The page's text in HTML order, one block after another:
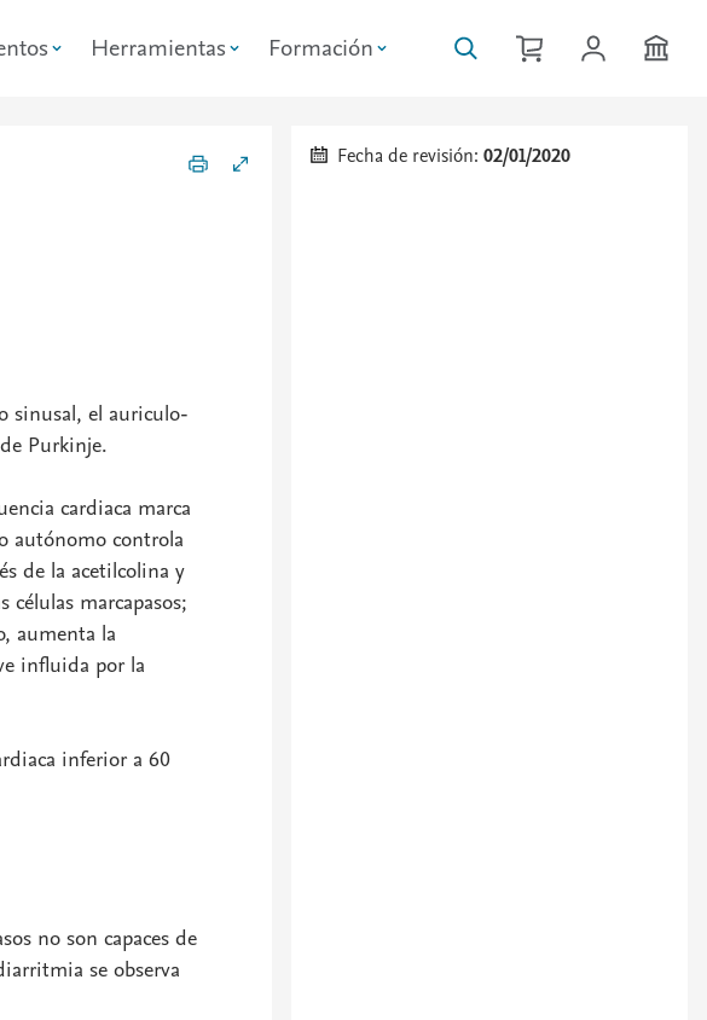
Herramientas Formación
sinusal, el auriculo-
Purkinje.
cardiaca marca
autónomo controla
de la acetilcolina y
células marcapasos;
aumenta la
influida por la
inferior a 60
no son capaces de
se observa
Fecha de revisión:02/01/2020